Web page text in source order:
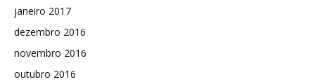
janeiro 2017
dezembro 2016
novembro 2016
outubro 2016